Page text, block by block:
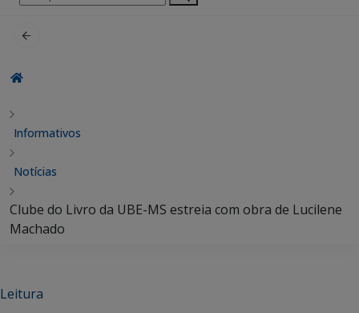
por:
Informativos
Notícias
Clube do Livro da UBE-MS estreia com obra de Lucilene
Machado
Leitura